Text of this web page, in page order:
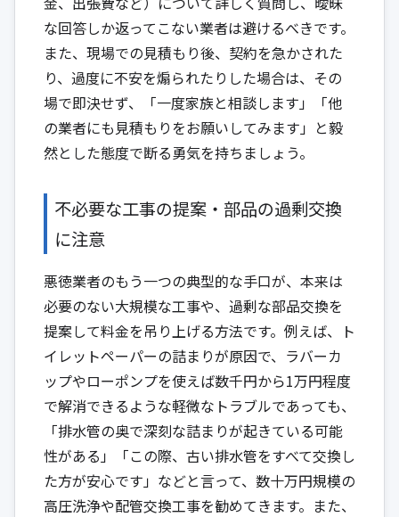
な回答しか返ってこない業者は避けるべきです。
また、現場での見積もり後、契約を急かされた
り、過度に不安を煽られたりした場合は、その
場で即決せず、「一度家族と相談します」「他
の業者にも見積もりをお願いしてみます」と毅
然とした態度で断る勇気を持ちましょう。
不必要な工事の提案・部品の過剰交換
に注意
悪徳業者のもう一つの典型的な手口が、本来は
必要のない大規模な工事や、過剰な部品交換を
提案して料金を吊り上げる方法です。例えば、ト
イレットペーパーの詰まりが原因で、ラバーカ
ップやローポンプを使えば数千円から1万円程度
で解消できるような軽微なトラブルであっても、
「排水管の奥で深刻な詰まりが起きている可能
性がある」「この際、古い排水管をすべて交換し
た方が安心です」などと言って、数十万円規模の
高圧洗浄や配管交換工事を勧めてきます。また、